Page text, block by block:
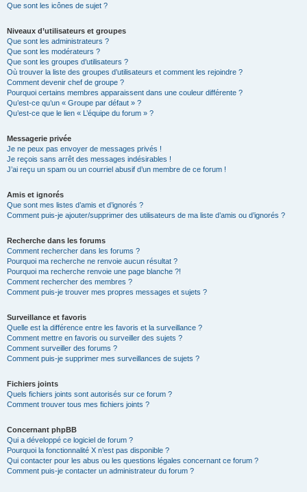
Que sont les icônes de sujet ?
Niveaux d’utilisateurs et groupes
Que sont les administrateurs ?
Que sont les modérateurs ?
Que sont les groupes d’utilisateurs ?
Où trouver la liste des groupes d’utilisateurs et comment les rejoindre ?
Comment devenir chef de groupe ?
Pourquoi certains membres apparaissent dans une couleur différente ?
Qu’est-ce qu’un « Groupe par défaut » ?
Qu’est-ce que le lien « L’équipe du forum » ?
Messagerie privée
Je ne peux pas envoyer de messages privés !
Je reçois sans arrêt des messages indésirables !
J’ai reçu un spam ou un courriel abusif d’un membre de ce forum !
Amis et ignorés
Que sont mes listes d’amis et d’ignorés ?
Comment puis-je ajouter/supprimer des utilisateurs de ma liste d’amis ou d’ignorés ?
Recherche dans les forums
Comment rechercher dans les forums ?
Pourquoi ma recherche ne renvoie aucun résultat ?
Pourquoi ma recherche renvoie une page blanche ?!
Comment rechercher des membres ?
Comment puis-je trouver mes propres messages et sujets ?
Surveillance et favoris
Quelle est la différence entre les favoris et la surveillance ?
Comment mettre en favoris ou surveiller des sujets ?
Comment surveiller des forums ?
Comment puis-je supprimer mes surveillances de sujets ?
Fichiers joints
Quels fichiers joints sont autorisés sur ce forum ?
Comment trouver tous mes fichiers joints ?
Concernant phpBB
Qui a développé ce logiciel de forum ?
Pourquoi la fonctionnalité X n’est pas disponible ?
Qui contacter pour les abus ou les questions légales concernant ce forum ?
Comment puis-je contacter un administrateur du forum ?